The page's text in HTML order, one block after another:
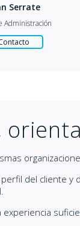
Rosa Peña
de viajes
del cliente y
experiencia